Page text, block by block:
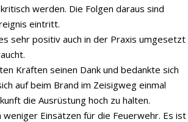
werden. Die Folgen daraus sind
eintritt.
sehr positiv auch in der Praxis umgesetzt
Kräften seinen Dank und bedankte sich
auf beim Brand im Zeisigweg einmal
die Ausrüstung hoch zu halten.
Einsätzen für die Feuerwehr. Es ist